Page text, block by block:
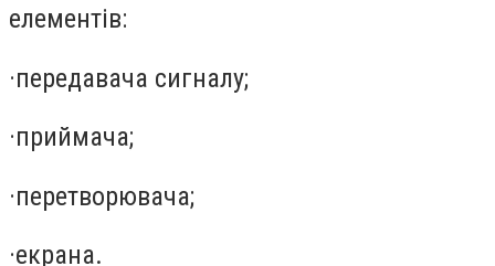
елементів:
·передавача сигналу;
·приймача;
·перетворювача;
·екрана.